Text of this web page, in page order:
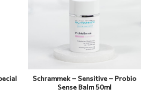
Schrammek – Sensitive – Probio
Sense Balm 50ml